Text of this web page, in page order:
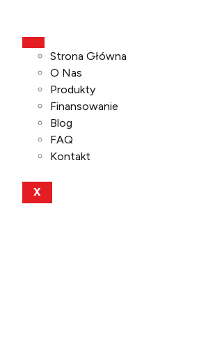
Strona Główna
O Nas
Produkty
Finansowanie
Blog
FAQ
Kontakt
X